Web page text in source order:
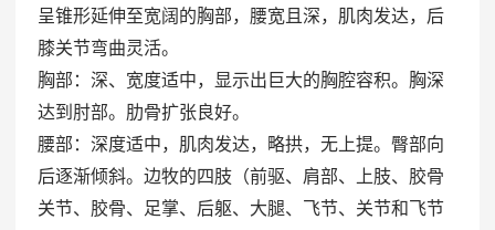
呈锥形延伸至宽阔的胸部，腰宽且深，肌肉发达，后
膝关节弯曲灵活。
胸部：深、宽度适中，显示出巨大的胸腔容积。胸深
达到肘部。肋骨扩张良好。
腰部：深度适中，肌肉发达，略拱，无上提。臀部向
后逐渐倾斜。边牧的四肢（前驱、肩部、上肢、胶骨
关节、胶骨、足掌、后躯、大腿、飞节、关节和飞节